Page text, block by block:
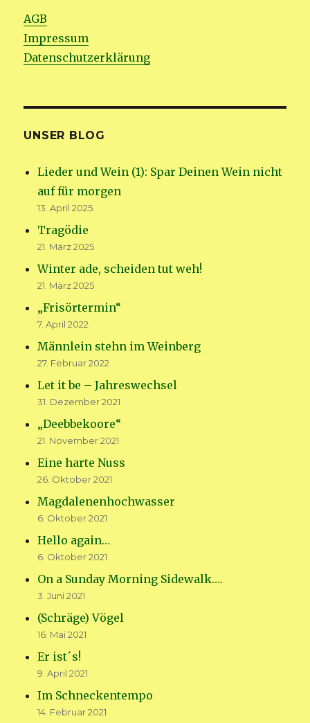
AGB
Impressum
Datenschutzerklärung
UNSER BLOG
Lieder und Wein (1): Spar Deinen Wein nicht
auf für morgen
13. April 2025
Tragödie
21. März 2025
Winter ade, scheiden tut weh!
21. März 2025
„Frisörtermin“
7. April 2022
Männlein stehn im Weinberg
27. Februar 2022
Let it be – Jahreswechsel
31. Dezember 2021
„Deebbekoore“
21. November 2021
Eine harte Nuss
26. Oktober 2021
Magdalenenhochwasser
6. Oktober 2021
Hello again…
6. Oktober 2021
On a Sunday Morning Sidewalk….
3. Juni 2021
(Schräge) Vögel
16. Mai 2021
Er ist´s!
9. April 2021
Im Schneckentempo
14. Februar 2021